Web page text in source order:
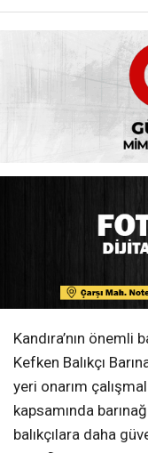
Kandıra’nın önemli
Kefken Balıkçı
yeri onarım
kapsamında
balıkçılara daha